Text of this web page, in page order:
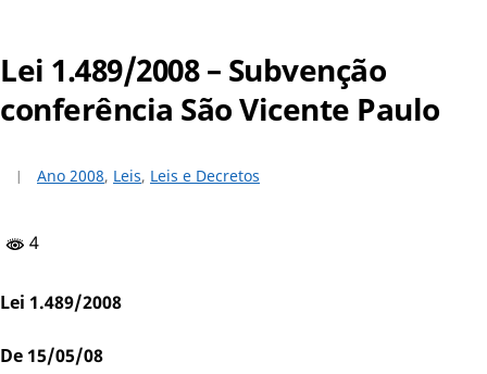
Lei 1.489/2008 – Subvenção
conferência São Vicente Paulo
Ano 2008, Leis, Leis e Decretos
4
Lei 1.489/2008
De 15/05/08